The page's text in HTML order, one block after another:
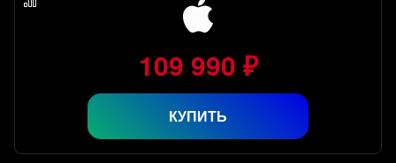
109 990 ₽
КУПИТЬ